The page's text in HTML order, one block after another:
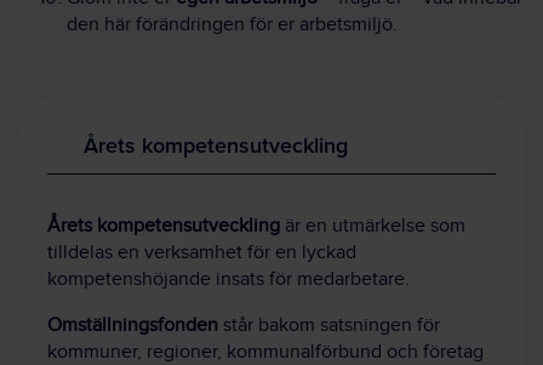
den här förändringen för er arbetsmiljö.
Årets kompetensutveckling
Årets kompetensutveckling är en utmärkelse som
tilldelas en verksamhet för en lyckad
kompetenshöjande insats för medarbetare.
Omställningsfonden står bakom satsningen för
kommuner, regioner, kommunalförbund och företag